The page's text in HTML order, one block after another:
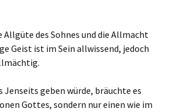
Allgüte des Sohnes und die Allmacht
Geist ist im Sein allwissend, jedoch
Jenseits geben würde, bräuchte es
Gottes, sondern nur einen wie im